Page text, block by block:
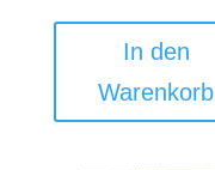
In den
Warenkorb